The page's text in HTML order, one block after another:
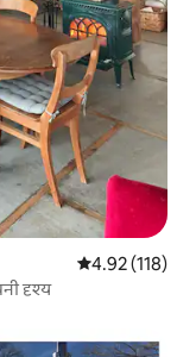
औसत रेटिंग 5 में से
4.92 (118)
दृश्य